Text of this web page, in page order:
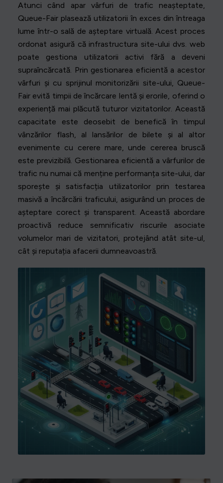
Atunci când apar vârfuri de trafic neașteptate,
Queue-Fair plasează utilizatorii în exces din întreaga
lume într-o sală de așteptare virtuală. Acest proces
ordonat asigură că infrastructura site-ului dvs. web
poate gestiona utilizatorii activi fără a deveni
supraîncărcată. Prin gestionarea eficientă a acestor
vârfuri și cu sprijinul monitorizării site-ului, Queue-
Fair evită timpii de încărcare lentă și erorile, oferind o
experiență mai plăcută tuturor vizitatorilor. Această
capacitate este deosebit de benefică în timpul
vânzărilor flash, al lansărilor de bilete și al altor
evenimente cu cerere mare, unde cererea bruscă
este previzibilă. Gestionarea eficientă a vârfurilor de
trafic nu numai că menține performanța site-ului, dar
sporește și satisfacția utilizatorilor prin testarea
masivă a încărcării traficului, asigurând un proces de
așteptare corect și transparent. Această abordare
proactivă reduce semnificativ riscurile asociate
volumelor mari de vizitatori, protejând atât site-ul,
cât și reputația afacerii dumneavoastră.